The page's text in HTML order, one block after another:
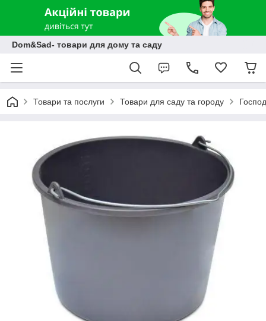
Dom&Sad- товари для дому та саду
Товари та послуги Товари для саду та городу